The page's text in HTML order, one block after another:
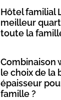
Hôtel familial
meilleur
toute la
Combinaison
le choix de la
épaisseur
famille ?